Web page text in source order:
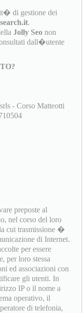
di gestione dei
.
Jolly Seo non
dall�utente
- Corso Matteotti
preposte al
nel corso del loro
cui trasmissione �
di Internet.
per essere
per loro stessa
ed associazioni con
gli utenti. In
IP o il nome a
operativo, il
di telefonia,